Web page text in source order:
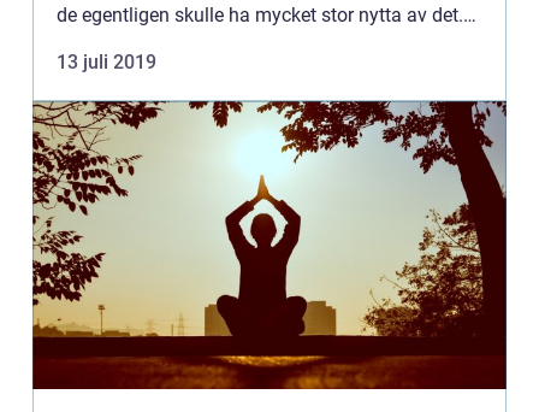
de egentligen skulle ha mycket stor nytta av det.
13 juli 2019